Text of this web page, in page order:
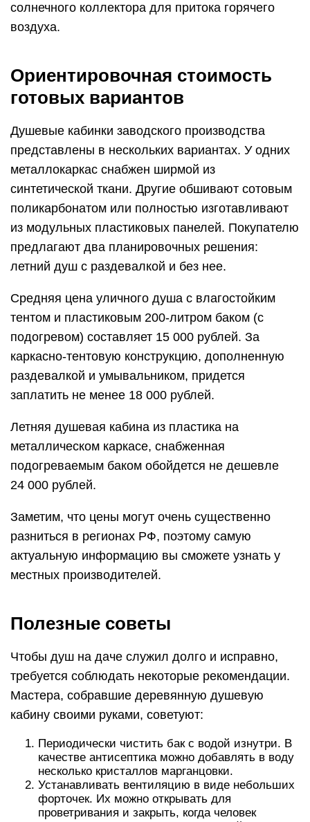
солнечного коллектора для притока горячего
воздуха.
Ориентировочная стоимость
готовых вариантов
Душевые кабинки заводского производства
представлены в нескольких вариантах. У одних
металлокаркас снабжен ширмой из
синтетической ткани. Другие обшивают сотовым
поликарбонатом или полностью изготавливают
из модульных пластиковых панелей. Покупателю
предлагают два планировочных решения:
летний душ с раздевалкой и без нее.
Средняя цена уличного душа с влагостойким
тентом и пластиковым 200-литром баком (с
подогревом) составляет 15 000 рублей. За
каркасно-тентовую конструкцию, дополненную
раздевалкой и умывальником, придется
заплатить не менее 18 000 рублей.
Летняя душевая кабина из пластика на
металлическом каркасе, снабженная
подогреваемым баком обойдется не дешевле
24 000 рублей.
Заметим, что цены могут очень существенно
разниться в регионах РФ, поэтому самую
актуальную информацию вы сможете узнать у
местных производителей.
Полезные советы
Чтобы душ на даче служил долго и исправно,
требуется соблюдать некоторые рекомендации.
Мастера, собравшие деревянную душевую
кабину своими руками, советуют:
Периодически чистить бак с водой изнутри. В
качестве антисептика можно добавлять в воду
несколько кристаллов марганцовки.
Устанавливать вентиляцию в виде небольших
форточек. Их можно открывать для
проветривания и закрыть, когда человек